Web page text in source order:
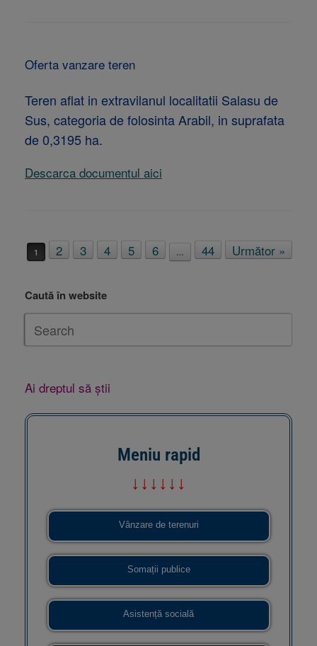
Oferta vanzare teren
Teren aflat in extravilanul localitatii Salasu de
Sus, categoria de folosinta Arabil, in suprafata
de 0,3195 ha.
Descarca documentul aici
Post navigation
1 2 3 4 5 6 … 44 Următor »
Caută în website
Ai dreptul să știi
Meniu rapid
↓↓↓↓↓↓
Vânzare de terenuri
Somații publice
Asistență socială